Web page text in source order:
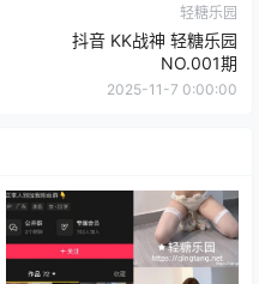
轻糖乐园
抖音 KK战神 轻糖乐园
NO.001期
2025-11-7 0:00:00